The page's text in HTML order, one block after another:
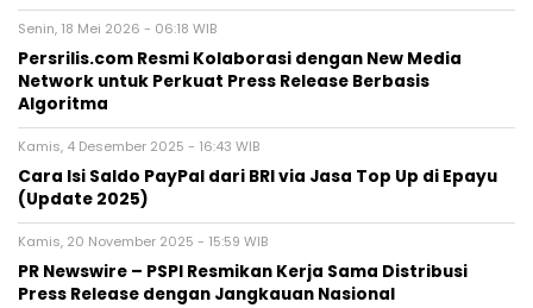
Senin, 18 Mei 2026 - 06:18 WIB
Persrilis.com Resmi Kolaborasi dengan New Media
Network untuk Perkuat Press Release Berbasis
Algoritma
Kamis, 4 Desember 2025 - 16:43 WIB
Cara Isi Saldo PayPal dari BRI via Jasa Top Up di Epayu
(Update 2025)
Kamis, 20 November 2025 - 15:59 WIB
PR Newswire – PSPI Resmikan Kerja Sama Distribusi
Press Release dengan Jangkauan Nasional